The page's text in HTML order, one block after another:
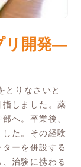
リ開発―
とりなさいと
しました。薬
へ。卒業後、
た。その経験
ーを併設する
治験に携わる